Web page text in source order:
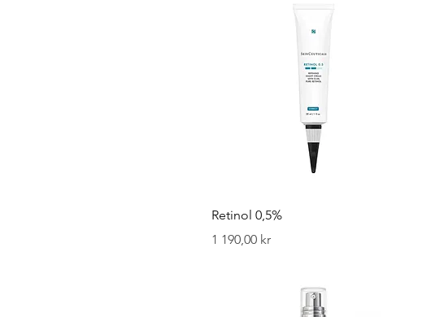
Retinol 0,5%
Pris
1 190,00 kr